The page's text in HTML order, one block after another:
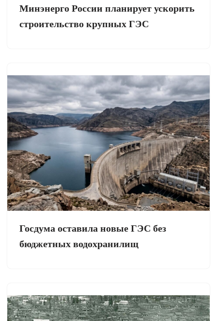
Минэнерго России планирует ускорить
строительство крупных ГЭС
Госдума оставила новые ГЭС без
бюджетных водохранилищ